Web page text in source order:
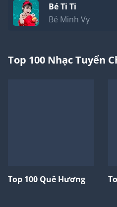
Bé Ti Ti
Bé Minh Vy
Top 100 Nhạc Tuyển
Top 100 Quê Hương